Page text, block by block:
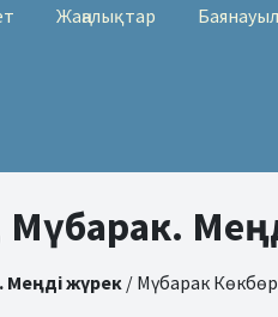
Жаңалықтар
Мүбарак.
Меңді жүрек / Мүбарак